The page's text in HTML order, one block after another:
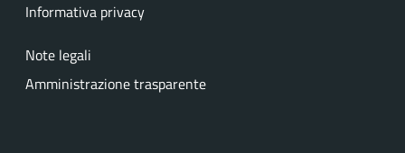
Informativa privacy
Note legali
Amministrazione trasparente